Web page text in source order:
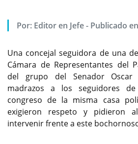
Por: Editor en Jefe - Publicado
Una concejal seguidora de una
Cámara de Representantes del
del grupo del Senador Oscar
madrazos a los seguidores
congreso de la misma casa
exigieron respeto y pidieron
intervenir frente a este